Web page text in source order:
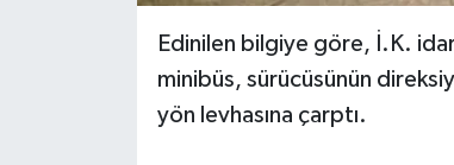
Edinilen bilgiye göre, İ.K.
minibüs, sürücüsünün
yön levhasına çarptı.